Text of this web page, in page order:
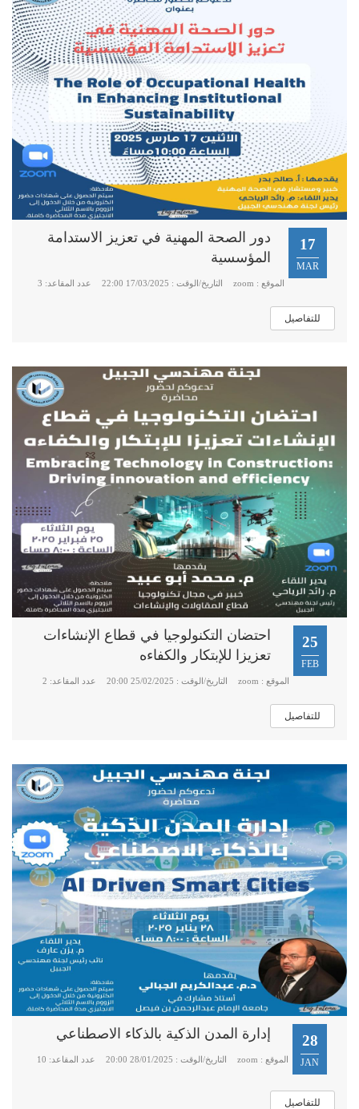
17
MAR
دور الصحة المهنية في تعزيز الاستدامة
المؤسسية
الموقع : zoom التاريخ/الوقت : 17/03/2025 22:00 عدد المقاعد: 3
للتفاصيل
25
FEB
احتضان التكنولوجيا في قطاع الإنشاءات
تعزيزا للإبتكار والكفاءه
الموقع : zoom التاريخ/الوقت : 25/02/2025 20:00 عدد المقاعد: 2
للتفاصيل
28
JAN
إدارة المدن الذكية بالذكاء الاصطناعي
الموقع : zoom التاريخ/الوقت : 28/01/2025 20:00 عدد المقاعد: 10
للتفاصيل